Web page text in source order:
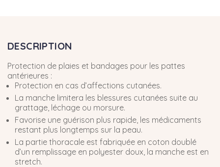
DESCRIPTION
Protection de plaies et bandages pour les pattes
antérieures :
Protection en cas d’affections cutanées.
La manche limitera les blessures cutanées suite au
grattage, léchage ou morsure.
Favorise une guérison plus rapide, les médicaments
restant plus longtemps sur la peau.
La partie thoracale est fabriquée en coton doublé
d’un remplissage en polyester doux, la manche est en
stretch.